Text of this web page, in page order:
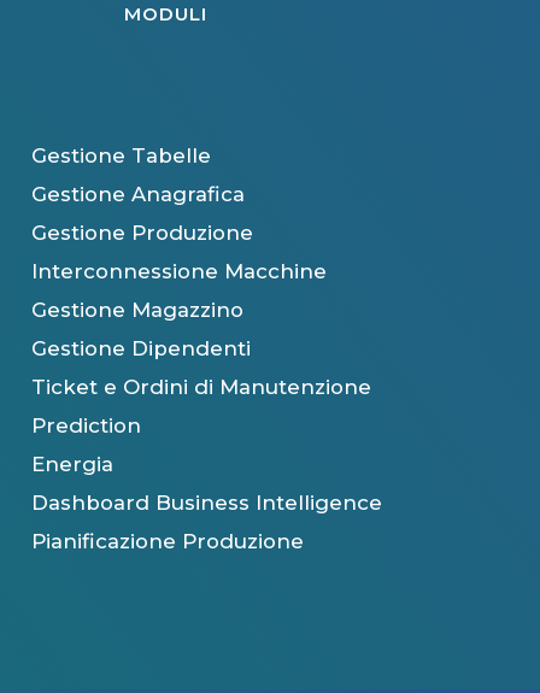
MODULI
Gestione Tabelle
Gestione Anagrafica
Gestione Produzione
Interconnessione Macchine
Gestione Magazzino
Gestione Dipendenti
Ticket e Ordini di Manutenzione
Prediction
Energia
Dashboard Business Intelligence
Pianificazione Produzione